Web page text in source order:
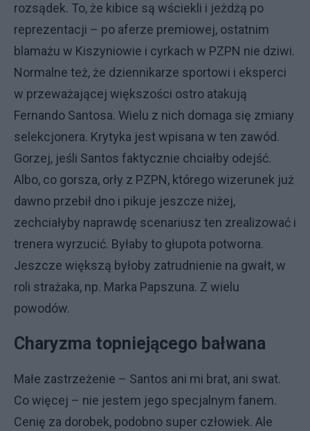
rozsądek. To, że kibice są wściekli i jeżdżą po
reprezentacji – po aferze premiowej, ostatnim
blamażu w Kiszyniowie i cyrkach w PZPN nie dziwi.
Normalne też, że dziennikarze sportowi i eksperci
w przeważającej większości ostro atakują
Fernando Santosa. Wielu z nich domaga się zmiany
selekcjonera. Krytyka jest wpisana w ten zawód.
Gorzej, jeśli Santos faktycznie chciałby odejść.
Albo, co gorsza, orły z PZPN, którego wizerunek już
dawno przebił dno i pikuje jeszcze niżej,
zechciałyby naprawdę scenariusz ten zrealizować i
trenera wyrzucić. Byłaby to głupota potworna.
Jeszcze większą byłoby zatrudnienie na gwałt, w
roli strażaka, np. Marka Papszuna. Z wielu
powodów.
Charyzma topniejącego bałwana
Małe zastrzeżenie – Santos ani mi brat, ani swat.
Co więcej – nie jestem jego specjalnym fanem.
Cenię za dorobek, podobno super człowiek. Ale